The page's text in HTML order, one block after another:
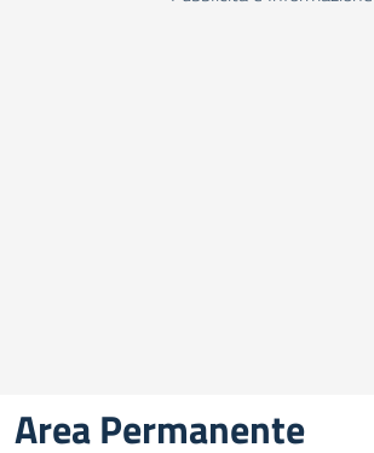
Area Permanente